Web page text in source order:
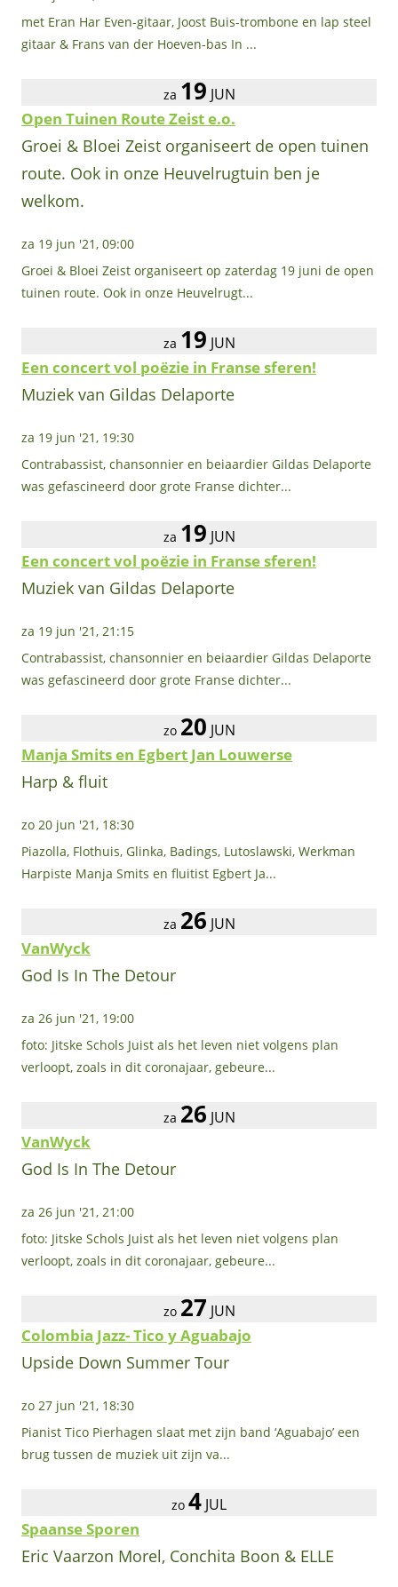
met Eran Har Even-gitaar, Joost Buis-trombone en lap steel
gitaar & Frans van der Hoeven-bas In ...
za 19 JUN
Open Tuinen Route Zeist e.o.
Groei & Bloei Zeist organiseert de open tuinen
route. Ook in onze Heuvelrugtuin ben je
welkom.
za 19 jun '21, 09:00
Groei & Bloei Zeist organiseert op zaterdag 19 juni de open
tuinen route. Ook in onze Heuvelrugt...
za 19 JUN
Een concert vol poëzie in Franse sferen!
Muziek van Gildas Delaporte
za 19 jun '21, 19:30
Contrabassist, chansonnier en beiaardier Gildas Delaporte
was gefascineerd door grote Franse dichter...
za 19 JUN
Een concert vol poëzie in Franse sferen!
Muziek van Gildas Delaporte
za 19 jun '21, 21:15
Contrabassist, chansonnier en beiaardier Gildas Delaporte
was gefascineerd door grote Franse dichter...
zo 20 JUN
Manja Smits en Egbert Jan Louwerse
Harp & fluit
zo 20 jun '21, 18:30
Piazolla, Flothuis, Glinka, Badings, Lutoslawski, Werkman
Harpiste Manja Smits en fluitist Egbert Ja...
za 26 JUN
VanWyck
God Is In The Detour
za 26 jun '21, 19:00
foto: Jitske Schols Juist als het leven niet volgens plan
verloopt, zoals in dit coronajaar, gebeure...
za 26 JUN
VanWyck
God Is In The Detour
za 26 jun '21, 21:00
foto: Jitske Schols Juist als het leven niet volgens plan
verloopt, zoals in dit coronajaar, gebeure...
zo 27 JUN
Colombia Jazz- Tico y Aguabajo
Upside Down Summer Tour
zo 27 jun '21, 18:30
Pianist Tico Pierhagen slaat met zijn band ‘Aguabajo’ een
brug tussen de muziek uit zijn va...
zo 4 JUL
Spaanse Sporen
Eric Vaarzon Morel, Conchita Boon & ELLE